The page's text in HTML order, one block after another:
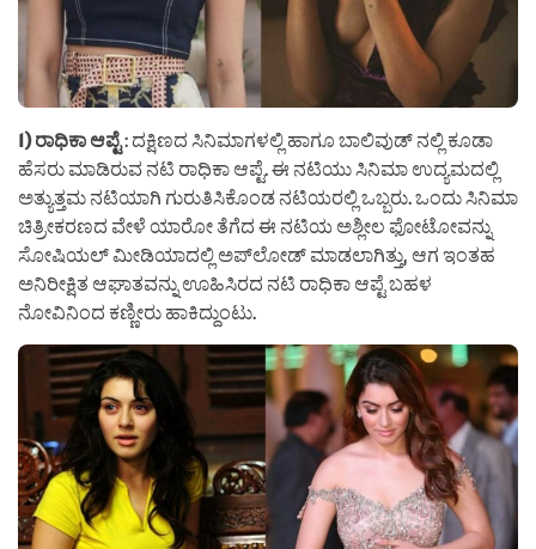
1) ರಾಧಿಕಾ ಆಪ್ಟೆ: ದಕ್ಷಿಣದ ಸಿನಿಮಾಗಳಲ್ಲಿ ಹಾಗೂ ಬಾಲಿವುಡ್ ನಲ್ಲಿ ಕೂಡಾ
ಹೆಸರು ಮಾಡಿರುವ ನಟಿ ರಾಧಿಕಾ ಆಪ್ಟೆ. ಈ ನಟಿಯು ಸಿನಿಮಾ ಉದ್ಯಮದಲ್ಲಿ
ಅತ್ಯುತ್ತಮ ನಟಿಯಾಗಿ ಗುರುತಿಸಿಕೊಂಡ ನಟಿಯರಲ್ಲಿ ಒಬ್ಬರು. ಒಂದು ಸಿನಿಮಾ
ಚಿತ್ರೀಕರಣದ ವೇಳೆ ಯಾರೋ ತೆಗೆದ ಈ ನಟಿಯ ಅಶ್ಲೀಲ ಫೋಟೋವನ್ನು
ಸೋಷಿಯಲ್ ಮೀಡಿಯಾದಲ್ಲಿ ಅಪ್‌ಲೋಡ್ ಮಾಡಲಾಗಿತ್ತು, ಆಗ ಇಂತಹ
ಅನಿರೀಕ್ಷಿತ ಆಘಾತವನ್ನು ಊಹಿಸಿರದ ನಟಿ ರಾಧಿಕಾ ಆಪ್ಟೆ ಬಹಳ
ನೋವಿನಿಂದ ಕಣ್ಣೀರು ಹಾಕಿದ್ದುಂಟು.‌